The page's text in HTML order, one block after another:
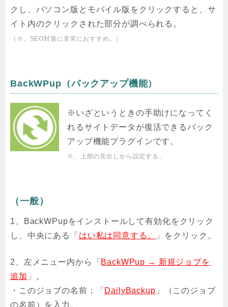
クし、パソコン版とモバイル版をクリックすると、サ
イト内のクリックされた部分が調べられる。
（※、SEO対策に非常におすすめ。）
BackWPup（バックアップ機能）
※いざというときの手助けになってく
れるサイトデータが復活できるバック
アップ機能プラグインです。
※、上部の見出しから設定する。
（一般）
1、BackWPupをインストールして有効化をクリック
し、中央にある「 はい私は同意する。 」をクリック。
2、左メニュー内から「 BackWPup → 新規ジョブを
追加 」。
・このジョブの名前：「 DailyBackup 」（このジョブ
の名前）を入力。